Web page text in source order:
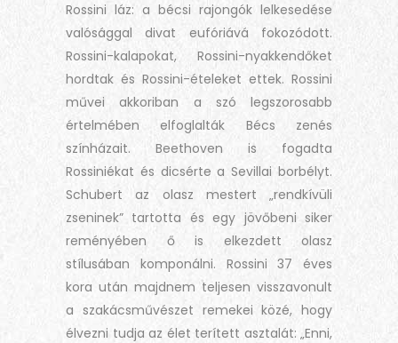
Rossini láz: a bécsi rajongók lelkesedése
valósággal divat eufóriává fokozódott.
Rossini-kalapokat, Rossini-nyakkendőket
hordtak és Rossini-ételeket ettek. Rossini
művei akkoriban a szó legszorosabb
értelmében elfoglalták Bécs zenés
színházait. Beethoven is fogadta
Rossiniékat és dicsérte a Sevillai borbélyt.
Schubert az olasz mestert „rendkívüli
zseninek” tartotta és egy jövőbeni siker
reményében ő is elkezdett olasz
stílusában komponálni. Rossini 37 éves
kora után majdnem teljesen visszavonult
a szakácsművészet remekei közé, hogy
élvezni tudja az élet terített asztalát: „Enni,